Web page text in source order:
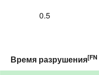
0.5
Время разрушения